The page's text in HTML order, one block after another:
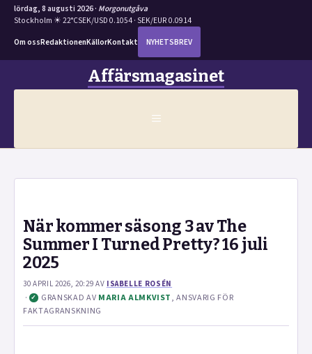
lördag, 8 augusti 2026 · Morgonutgåva
Stockholm ☀ 22°CSEK/USD 0.1054 · SEK/EUR 0.0914
Om ossRedaktionenKällorKontakt NYHETSBREV
Affärsmagasinet
MENY
När kommer säsong 3 av The
Summer I Turned Pretty? 16 juli
2025
30 APRIL 2026, 20:29 AV ISABELLE ROSÉN
· ✓ GRANSKAD AV MARIA ALMKVIST, ANSVARIG FÖR
FAKTAGRANSKNING